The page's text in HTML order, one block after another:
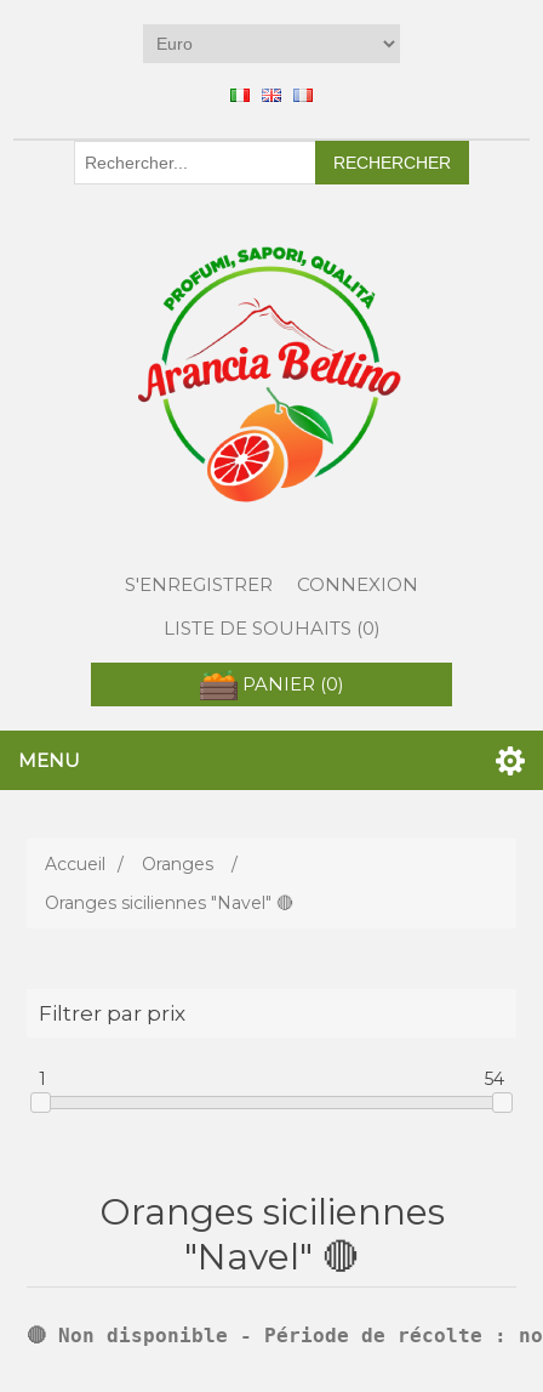
RECHERCHER
S'ENREGISTRER
CONNEXION
LISTE DE SOUHAITS (0)
PANIER (0)
MENU
Accueil / Oranges
/
Oranges siciliennes "Navel" 🔴
Filtrer par prix
1 54
Oranges siciliennes
"Navel" 🔴
🔴 Non disponible - Période de récolte :